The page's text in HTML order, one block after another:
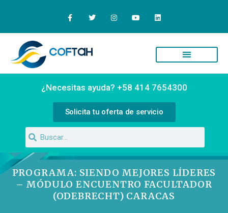
¿Necesitas ayuda? +58 414 7654300
Solicita tu oferta de servicio
PROGRAMA: SIENDO MEJORES LÍDERES
– MÓDULO ENCUENTRO FACULTADOR
(ODEBRECHT) CARACAS